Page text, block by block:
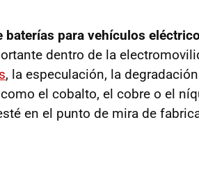
baterías para vehículos
dentro de la
, la especulación, la
el cobalto, el cobre o el
en el punto de mira de